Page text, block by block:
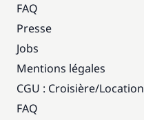
FAQ
Presse
Jobs
Mentions légales
CGU : Croisière/Location
FAQ